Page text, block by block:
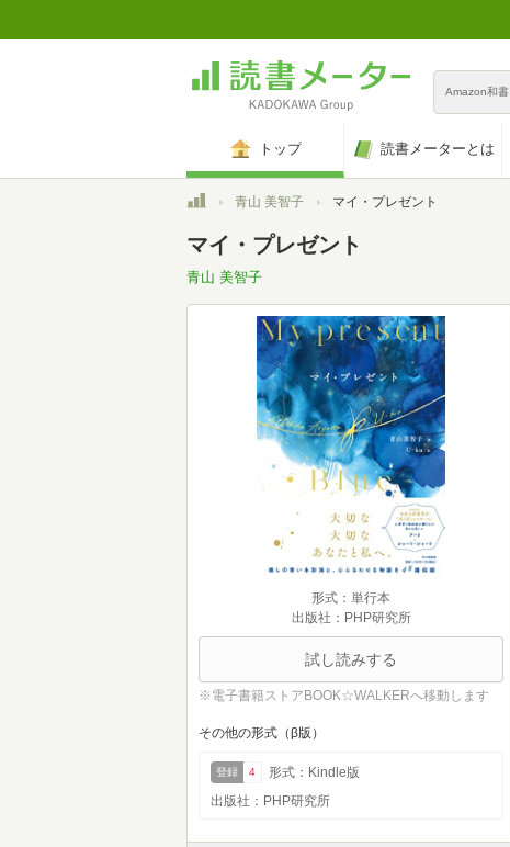
Amazon和書
トップ 読書メーターとは
トップ青山 美智子 マイ・プレゼント
マイ・プレゼント
青山 美智子
形式：単行本
出版社：PHP研究所
試し読みする
※電子書籍ストアBOOK☆WALKERへ移動します
その他の形式（β版）
登録 4
形式：Kindle版
出版社：PHP研究所